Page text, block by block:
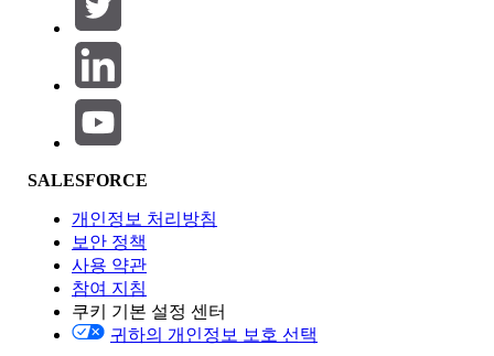
제품 영역
기능 영향
Edition
SALESFORCE
개인정보 처리방침
보안 정책
사용 약관
참여 지침
쿠키 기본 설정 센터
귀하의 개인정보 보호 선택